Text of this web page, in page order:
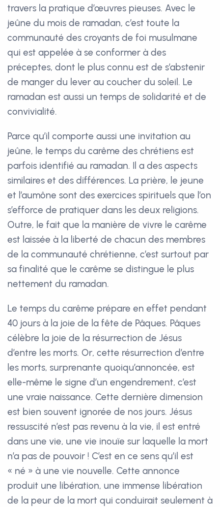
travers la pratique d’œuvres pieuses. Avec le
jeûne du mois de ramadan, c’est toute la
communauté des croyants de foi musulmane
qui est appelée à se conformer à des
préceptes, dont le plus connu est de s’abstenir
de manger du lever au coucher du soleil. Le
ramadan est aussi un temps de solidarité et de
convivialité.
Parce qu’il comporte aussi une invitation au
jeûne, le temps du carême des chrétiens est
parfois identifié au ramadan. Il a des aspects
similaires et des différences. La prière, le jeune
et l’aumône sont des exercices spirituels que l’on
s’efforce de pratiquer dans les deux religions.
Outre, le fait que la manière de vivre le carême
est laissée à la liberté de chacun des membres
de la communauté chrétienne, c’est surtout par
sa finalité que le carême se distingue le plus
nettement du ramadan.
Le temps du carême prépare en effet pendant
40 jours à la joie de la fête de Pâques. Pâques
célèbre la joie de la résurrection de Jésus
d’entre les morts. Or, cette résurrection d’entre
les morts, surprenante quoiqu’annoncée, est
elle-même le signe d’un engendrement, c’est
une vraie naissance. Cette dernière dimension
est bien souvent ignorée de nos jours. Jésus
ressuscité n’est pas revenu à la vie, il est entré
dans une vie, une vie inouïe sur laquelle la mort
n’a pas de pouvoir ! C’est en ce sens qu’il est
« né » à une vie nouvelle. Cette annonce
produit une libération, une immense libération
de la peur de la mort qui conduirait seulement à